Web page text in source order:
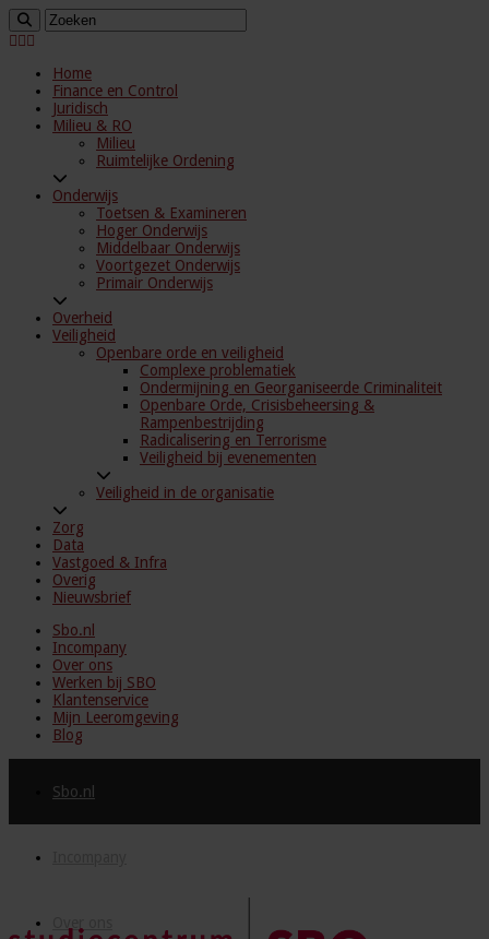
Home
Finance en Control
Juridisch
Milieu & RO
Milieu
Ruimtelijke Ordening
Onderwijs
Toetsen & Examineren
Hoger Onderwijs
Middelbaar Onderwijs
Voortgezet Onderwijs
Primair Onderwijs
Overheid
Veiligheid
Openbare orde en veiligheid
Complexe problematiek
Ondermijning en Georganiseerde Criminaliteit
Openbare Orde, Crisisbeheersing &
Rampenbestrijding
Radicalisering en Terrorisme
Veiligheid bij evenementen
Veiligheid in de organisatie
Zorg
Data
Vastgoed & Infra
Overig
Nieuwsbrief
Sbo.nl
Incompany
Over ons
Werken bij SBO
Klantenservice
Mijn Leeromgeving
Blog
Sbo.nl